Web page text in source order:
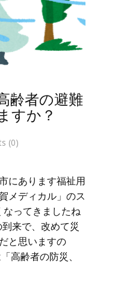
齢者の避難
すか？
(0)
にあります福祉用
メディカル」のス
ってきましたね
来で、改めて災
と思いますの
高齢者の防災、